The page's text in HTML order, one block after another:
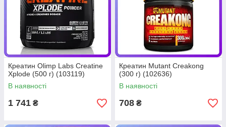
Креатин Olimp Labs Creatine
Xplode (500 г) (103119)
В наявності
1 741 ₴
Креатин Mutant Creakong
(300 г) (102636)
В наявності
708 ₴